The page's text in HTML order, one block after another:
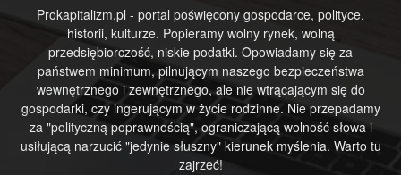
Prokapitalizm.pl - portal poświęcony gospodarce, polityce,
historii, kulturze. Popieramy wolny rynek, wolną
przedsiębiorczość, niskie podatki. Opowiadamy się za
państwem minimum, pilnującym naszego bezpieczeństwa
wewnętrznego i zewnętrznego, ale nie wtrącającym się do
gospodarki, czy ingerującym w życie rodzinne. Nie przepadamy
za "polityczną poprawnością", ograniczającą wolność słowa i
usiłującą narzucić "jedynie słuszny" kierunek myślenia. Warto tu
zajrzeć!